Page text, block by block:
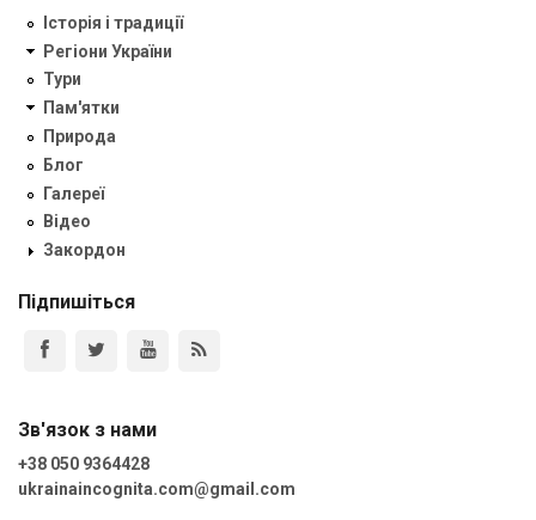
Історія і традиції
Регіони України
Тури
Пам'ятки
Природа
Блог
Галереї
Відео
Закордон
Підпишіться
Зв'язок з нами
+38 050 9364428
ukrainaincognita.com@gmail.com